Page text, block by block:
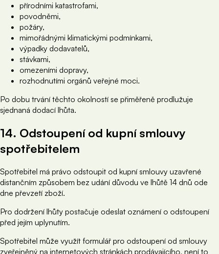
přírodními katastrofami,
povodněmi,
požáry,
mimořádnými klimatickými podmínkami,
výpadky dodavatelů,
stávkami,
omezeními dopravy,
rozhodnutími orgánů veřejné moci.
Po dobu trvání těchto okolností se přiměřeně prodlužuje
sjednaná dodací lhůta.
14. Odstoupení od kupní smlouvy
spotřebitelem
Spotřebitel má právo odstoupit od kupní smlouvy uzavřené
distančním způsobem bez udání důvodu ve lhůtě 14 dnů ode
dne převzetí zboží.
Pro dodržení lhůty postačuje odeslat oznámení o odstoupení
před jejím uplynutím.
Spotřebitel může využít formulář pro odstoupení od smlouvy
zveřejněný na internetových stránkách prodávajícího, není to